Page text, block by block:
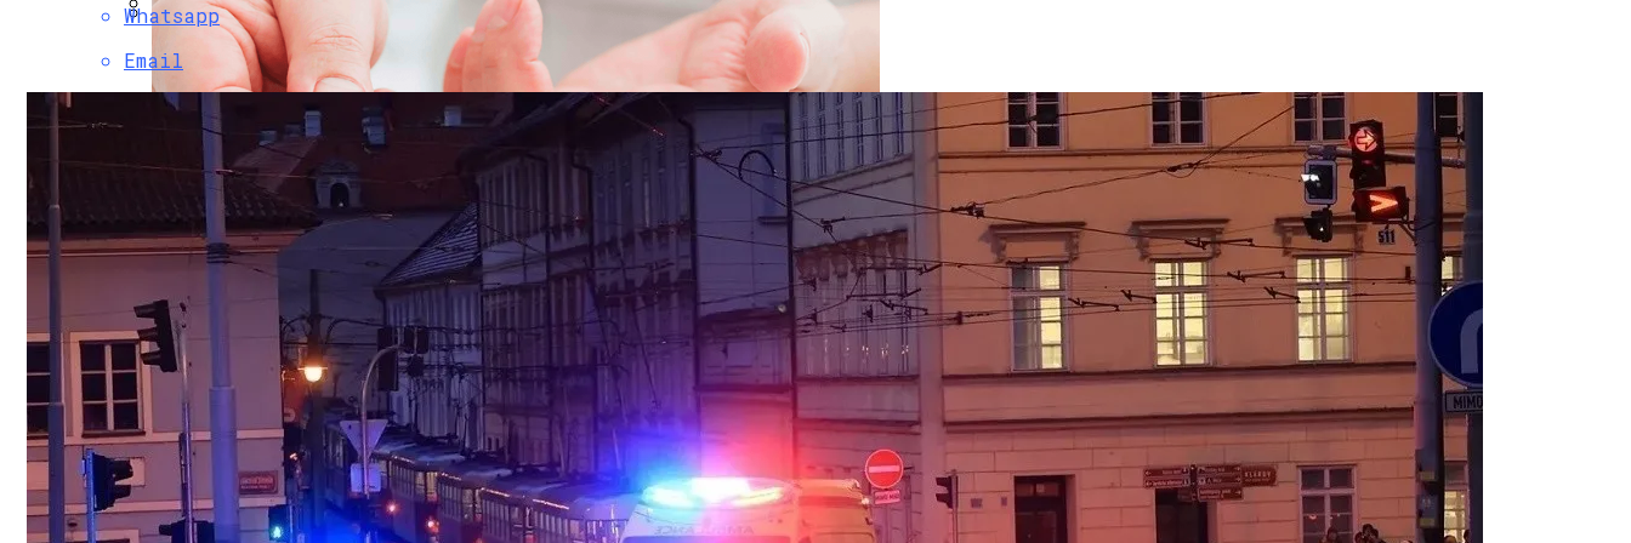
Черновик
«Нанимать Станет Сложнее, Чем Когда-Либо». 15 Предсказаний На 2024-Й От Мирового HR-Гуру
Финансовая Грамотность: Как Откладывать Сбережения
Как Найти Баланс Между Работой И Личной Жизнью, И Не Выгореть
Почем «переобуться»? Разобрались С Новыми Ценами На Зимнюю Резину
249 Пользователей Из 250 Возможных. Viber Изучил, Как Белорусы Применяют Групповые Чаты
Научное Объяснение Через Сколько Дней Человек Умрет Без Сна
Интересные И Познавательные Факты Про Животных И Человека
Какие Болезни Люди Провоцируют Сами Себе Вредными Привычками, И Чем Это Опасно
Whatsapp
Email